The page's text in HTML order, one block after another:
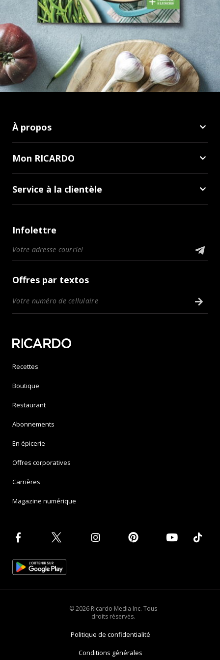
À propos
Mon RICARDO
Service à la clientèle
Infolettre
Offres par textos
Recettes
Boutique
Restaurant
Abonnements
En épicerie
Offres corporatives
Carrières
Magazine numérique
© 2026 Ricardo Media Inc. Tous
droits réservés.
Politique de confidentialité
Conditions générales